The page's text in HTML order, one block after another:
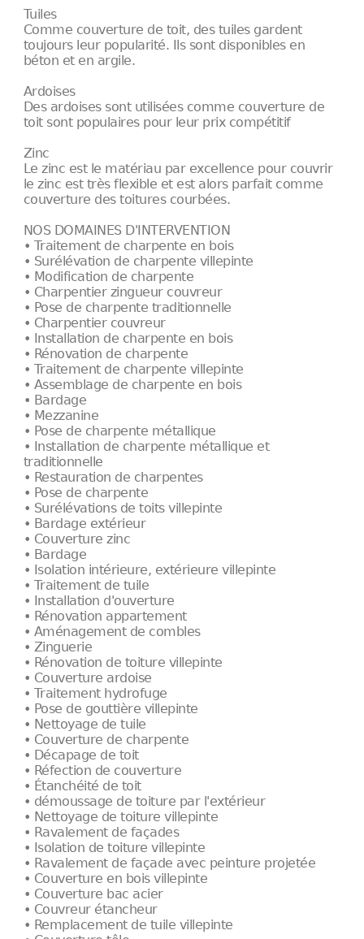
Tuiles
Comme couverture de toit, des tuiles gardent
toujours leur popularité. Ils sont disponibles en
béton et en argile.
Ardoises
Des ardoises sont utilisées comme couverture de
toit sont populaires pour leur prix compétitif
Zinc
Le zinc est le matériau par excellence pour couvrir
le zinc est très flexible et est alors parfait comme
couverture des toitures courbées.
NOS DOMAINES D'INTERVENTION
• Traitement de charpente en bois
• Surélévation de charpente villepinte
• Modification de charpente
• Charpentier zingueur couvreur
• Pose de charpente traditionnelle
• Charpentier couvreur
• Installation de charpente en bois
• Rénovation de charpente
• Traitement de charpente villepinte
• Assemblage de charpente en bois
• Bardage
• Mezzanine
• Pose de charpente métallique
• Installation de charpente métallique et
traditionnelle
• Restauration de charpentes
• Pose de charpente
• Surélévations de toits villepinte
• Bardage extérieur
• Couverture zinc
• Bardage
• Isolation intérieure, extérieure villepinte
• Traitement de tuile
• Installation d'ouverture
• Rénovation appartement
• Aménagement de combles
• Zinguerie
• Rénovation de toiture villepinte
• Couverture ardoise
• Traitement hydrofuge
• Pose de gouttière villepinte
• Nettoyage de tuile
• Couverture de charpente
• Décapage de toit
• Réfection de couverture
• Étanchéité de toit
• démoussage de toiture par l'extérieur
• Nettoyage de toiture villepinte
• Ravalement de façades
• Isolation de toiture villepinte
• Ravalement de façade avec peinture projetée
• Couverture en bois villepinte
• Couverture bac acier
• Couvreur étancheur
• Remplacement de tuile villepinte